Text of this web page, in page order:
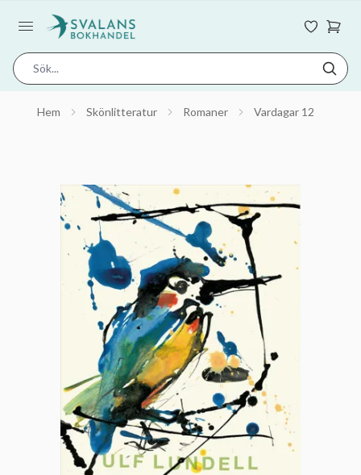
Hem Skönlitteratur Romaner Vardagar 12